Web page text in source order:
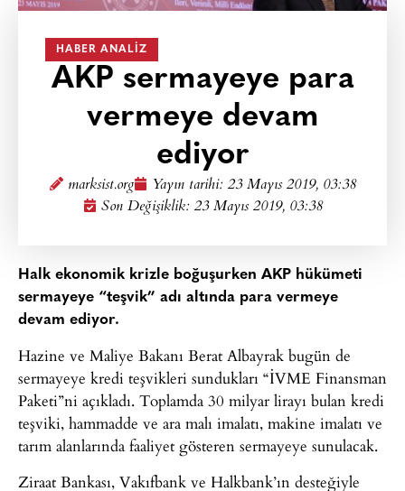
HABER ANALIZ
AKP sermayeye para
vermeye devam
ediyor
marksist.org Yayın tarihi: 23 Mayıs 2019, 03:38
Son Değişiklik: 23 Mayıs 2019, 03:38
Halk ekonomik krizle boğuşurken AKP hükümeti
sermayeye “teşvik” adı altında para vermeye
devam ediyor.
Hazine ve Maliye Bakanı Berat Albayrak bugün de
sermayeye kredi teşvikleri sundukları “İVME Finansman
Paketi”ni açıkladı. Toplamda 30 milyar lirayı bulan kredi
teşviki, hammadde ve ara malı imalatı, makine imalatı ve
tarım alanlarında faaliyet gösteren sermayeye sunulacak.
Ziraat Bankası, Vakıfbank ve Halkbank’ın desteğiyle